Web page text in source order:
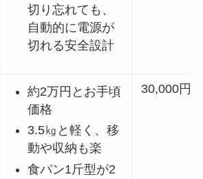
切り忘れても、
自動的に電源が
切れる安全設計
約2万円とお手頃
価格
3.5㎏と軽く、移
動や収納も楽
食パン1斤型が2
30,000円